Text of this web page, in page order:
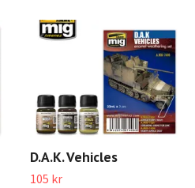
D.A.K. Vehicles
105 kr